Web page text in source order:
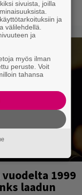
1999
laadun
sivuista, joilla
ja
välilehdellä.
ja
myös ilman
peruste. Voit
tahansa